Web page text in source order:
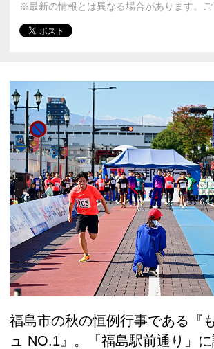
※最新の情報とは異なる場合があります。ご
福島市の秋の恒例行事である『
ュ NO.1』。「福島駅前通り」